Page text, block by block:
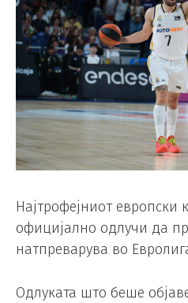
Најтрофејниот европски
официјално одлучи да
натпреварува во
Одлуката што беше